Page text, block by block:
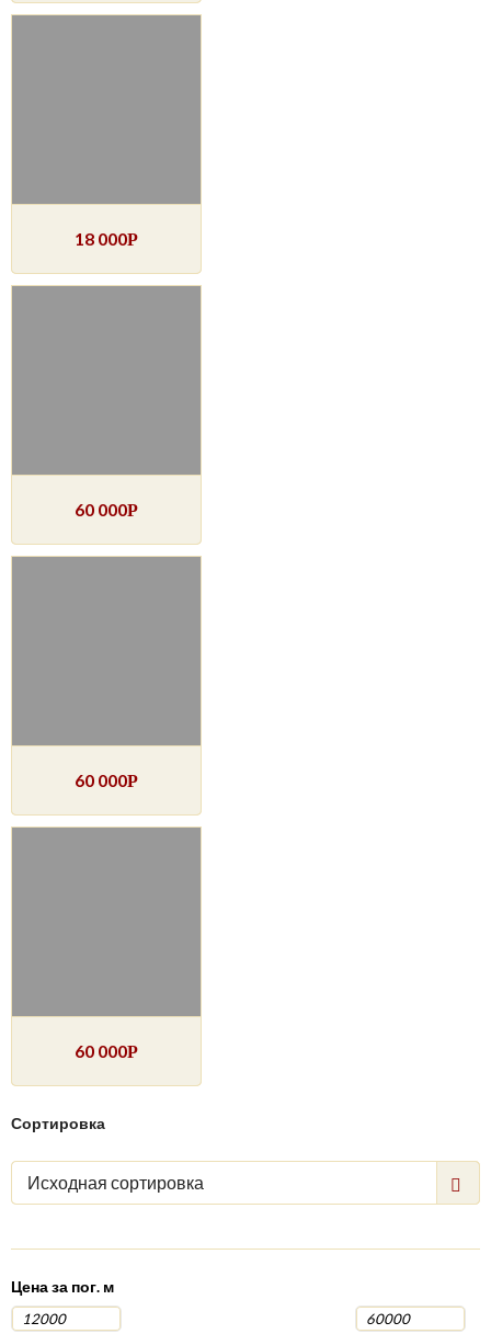
18 000Р
60 000Р
60 000Р
60 000Р
Сортировка
Исходная сортировка
Цена за пог. м